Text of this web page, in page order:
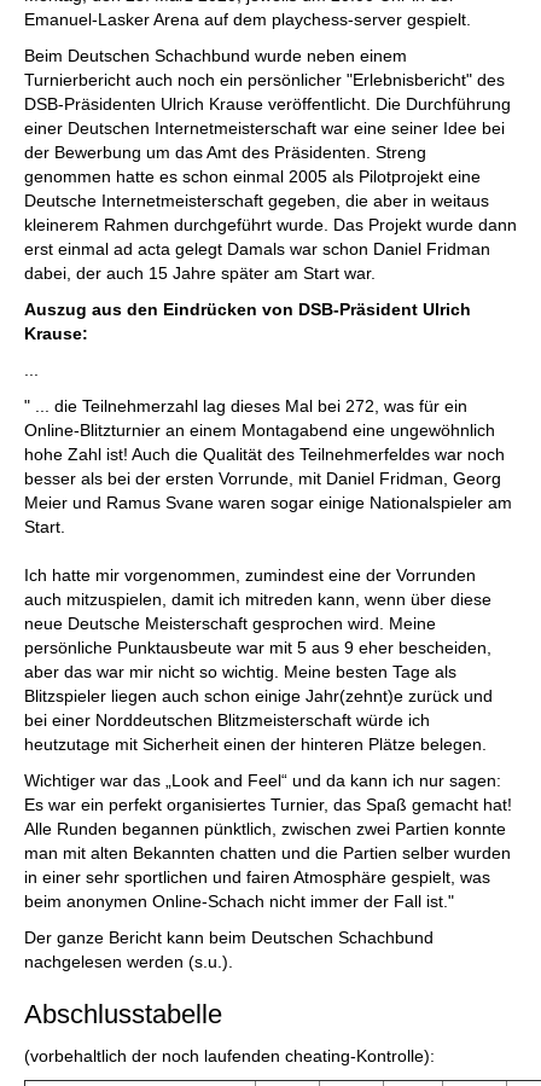
Emanuel-Lasker Arena auf dem playchess-server gespielt.
Beim Deutschen Schachbund wurde neben einem
Turnierbericht auch noch ein persönlicher "Erlebnisbericht" des
DSB-Präsidenten Ulrich Krause veröffentlicht. Die Durchführung
einer Deutschen Internetmeisterschaft war eine seiner Idee bei
der Bewerbung um das Amt des Präsidenten. Streng
genommen hatte es schon einmal 2005 als Pilotprojekt eine
Deutsche Internetmeisterschaft gegeben, die aber in weitaus
kleinerem Rahmen durchgeführt wurde. Das Projekt wurde dann
erst einmal ad acta gelegt Damals war schon Daniel Fridman
dabei, der auch 15 Jahre später am Start war.
Auszug aus den Eindrücken von DSB-Präsident Ulrich
Krause:
" ... die Teilnehmerzahl lag dieses Mal bei 272, was für ein
Online-Blitzturnier an einem Montagabend eine ungewöhnlich
hohe Zahl ist! Auch die Qualität des Teilnehmerfeldes war noch
besser als bei der ersten Vorrunde, mit Daniel Fridman, Georg
Meier und Ramus Svane waren sogar einige Nationalspieler am
Start.
Ich hatte mir vorgenommen, zumindest eine der Vorrunden
auch mitzuspielen, damit ich mitreden kann, wenn über diese
neue Deutsche Meisterschaft gesprochen wird. Meine
persönliche Punktausbeute war mit 5 aus 9 eher bescheiden,
aber das war mir nicht so wichtig. Meine besten Tage als
Blitzspieler liegen auch schon einige Jahr(zehnt)e zurück und
bei einer Norddeutschen Blitzmeisterschaft würde ich
heutzutage mit Sicherheit einen der hinteren Plätze belegen.
Wichtiger war das „Look and Feel“ und da kann ich nur sagen:
Es war ein perfekt organisiertes Turnier, das Spaß gemacht hat!
Alle Runden begannen pünktlich, zwischen zwei Partien konnte
man mit alten Bekannten chatten und die Partien selber wurden
in einer sehr sportlichen und fairen Atmosphäre gespielt, was
beim anonymen Online-Schach nicht immer der Fall ist."
Der ganze Bericht kann beim Deutschen Schachbund
nachgelesen werden (s.u.).
Abschlusstabelle
(vorbehaltlich der noch laufenden cheating-Kontrolle):